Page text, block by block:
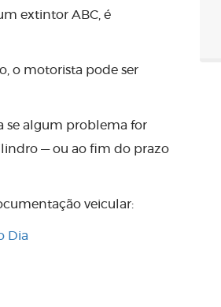
extintor ABC, é
o motorista pode ser
se algum problema for
— ou ao fim do prazo
veicular:
Dia